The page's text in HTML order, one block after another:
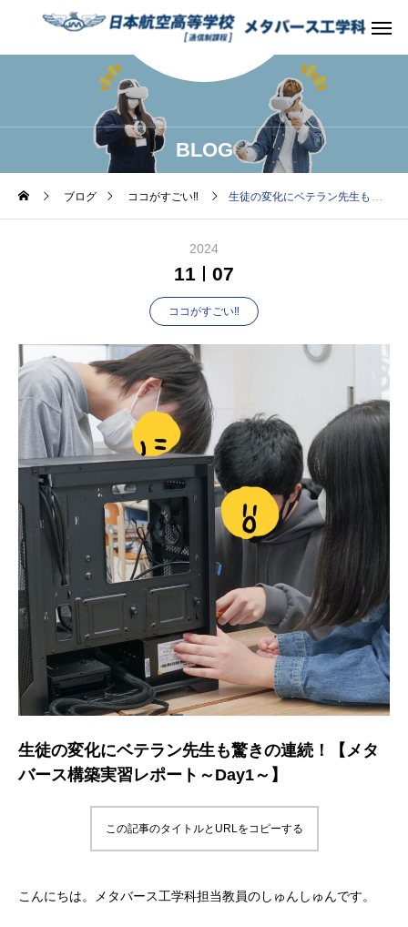
BLOG
ブログ ココがすごい‼︎ 生徒の変化にベテラン先生も驚きの連続！【メタバース構築実習レポート～Day1～】
2024
11 07
ココがすごい‼︎
生徒の変化にベテラン先生も驚きの連続！【メタ
バース構築実習レポート～Day1～】
この記事のタイトルとURLをコピーする
こんにちは。メタバース工学科担当教員のしゅんしゅんです。